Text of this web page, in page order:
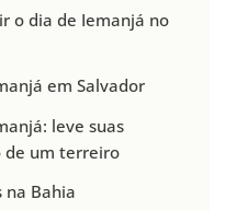
o dia de Iemanjá no
em Salvador
leve suas
de um terreiro
na Bahia